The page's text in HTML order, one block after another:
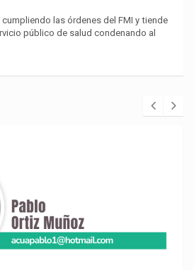
las órdenes del FMI y tiende
público de salud condenando al